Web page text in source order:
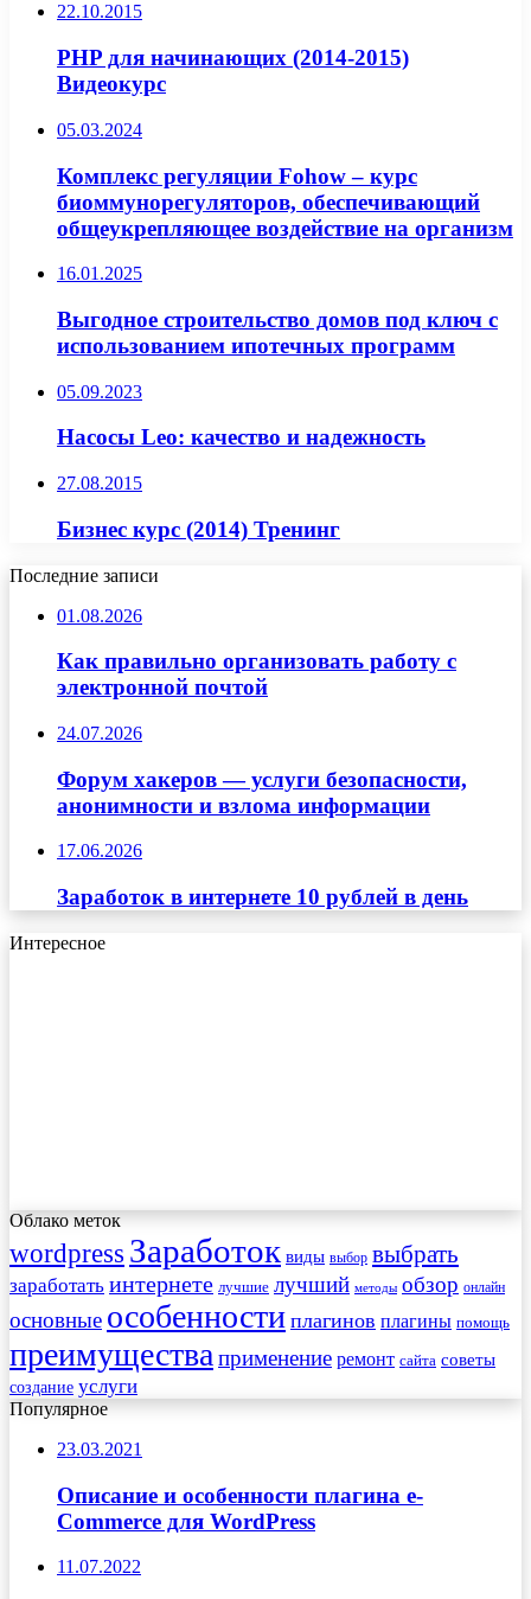
22.10.2015
PHP для начинающих (2014-2015)
Видеокурс
05.03.2024
Комплекс регуляции Fohow – курс
биоммунорегуляторов, обеспечивающий
общеукрепляющее воздействие на организм
16.01.2025
Выгодное строительство домов под ключ с
использованием ипотечных программ
05.09.2023
Насосы Leo: качество и надежность
27.08.2015
Бизнес курс (2014) Тренинг
Последние записи
01.08.2026
Как правильно организовать работу с
электронной почтой
24.07.2026
Форум хакеров — услуги безопасности,
анонимности и взлома информации
17.06.2026
Заработок в интернете 10 рублей в день
Интересное
Облако меток
wordpress Заработок виды выбор выбрать
заработать интернете лучшие лучший методы обзор онлайн
основные особенности плагинов плагины помощь
преимущества применение ремонт сайта советы
создание услуги
Популярное
23.03.2021
Описание и особенности плагина e-
Commerce для WordPress
11.07.2022